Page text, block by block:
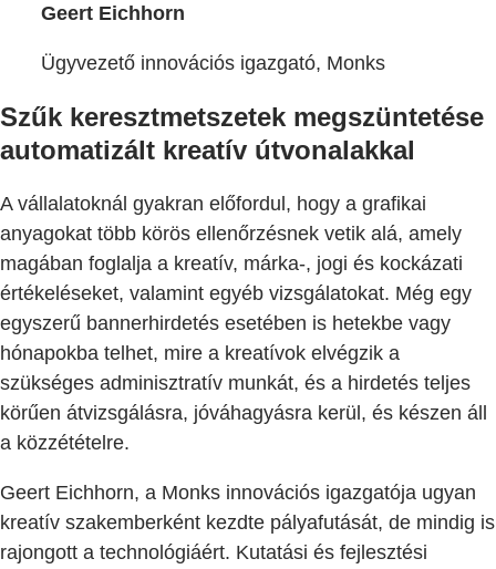
Geert Eichhorn
Ügyvezető innovációs igazgató, Monks
Szűk keresztmetszetek megszüntetése
automatizált kreatív útvonalakkal
A vállalatoknál gyakran előfordul, hogy a grafikai
anyagokat több körös ellenőrzésnek vetik alá, amely
magában foglalja a kreatív, márka-, jogi és kockázati
értékeléseket, valamint egyéb vizsgálatokat. Még egy
egyszerű bannerhirdetés esetében is hetekbe vagy
hónapokba telhet, mire a kreatívok elvégzik a
szükséges adminisztratív munkát, és a hirdetés teljes
körűen átvizsgálásra, jóváhagyásra kerül, és készen áll
a közzétételre.
Geert Eichhorn, a Monks innovációs igazgatója ugyan
kreatív szakemberként kezdte pályafutását, de mindig is
rajongott a technológiáért. Kutatási és fejlesztési